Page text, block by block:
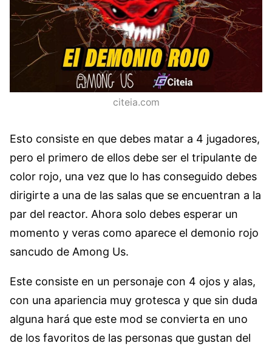
citeia.com
Esto consiste en que debes matar a 4 jugadores,
pero el primero de ellos debe ser el tripulante de
color rojo, una vez que lo has conseguido debes
dirigirte a una de las salas que se encuentran a la
par del reactor. Ahora solo debes esperar un
momento y veras como aparece el demonio rojo
sancudo de Among Us.
Este consiste en un personaje con 4 ojos y alas,
con una apariencia muy grotesca y que sin duda
alguna hará que este mod se convierta en uno
de los favoritos de las personas que gustan del